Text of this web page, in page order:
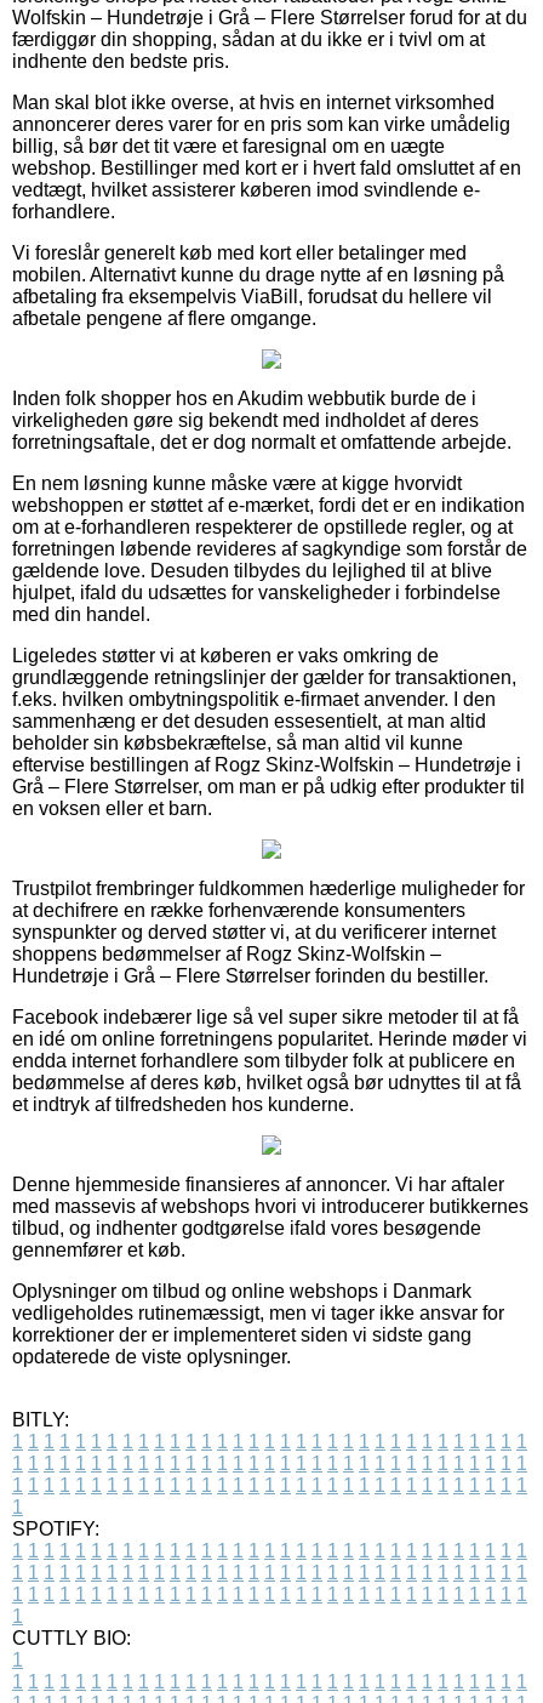
Wolfskin – Hundetrøje i Grå – Flere Størrelser forud for at du
færdiggør din shopping, sådan at du ikke er i tvivl om at
indhente den bedste pris.
Man skal blot ikke overse, at hvis en internet virksomhed
annoncerer deres varer for en pris som kan virke umådelig
billig, så bør det tit være et faresignal om en uægte
webshop. Bestillinger med kort er i hvert fald omsluttet af en
vedtægt, hvilket assisterer køberen imod svindlende e-
forhandlere.
Vi foreslår generelt køb med kort eller betalinger med
mobilen. Alternativt kunne du drage nytte af en løsning på
afbetaling fra eksempelvis ViaBill, forudsat du hellere vil
afbetale pengene af flere omgange.
Inden folk shopper hos en Akudim webbutik burde de i
virkeligheden gøre sig bekendt med indholdet af deres
forretningsaftale, det er dog normalt et omfattende arbejde.
En nem løsning kunne måske være at kigge hvorvidt
webshoppen er støttet af e-mærket, fordi det er en indikation
om at e-forhandleren respekterer de opstillede regler, og at
forretningen løbende revideres af sagkyndige som forstår de
gældende love. Desuden tilbydes du lejlighed til at blive
hjulpet, ifald du udsættes for vanskeligheder i forbindelse
med din handel.
Ligeledes støtter vi at køberen er vaks omkring de
grundlæggende retningslinjer der gælder for transaktionen,
f.eks. hvilken ombytningspolitik e-firmaet anvender. I den
sammenhæng er det desuden essesentielt, at man altid
beholder sin købsbekræftelse, så man altid vil kunne
eftervise bestillingen af Rogz Skinz-Wolfskin – Hundetrøje i
Grå – Flere Størrelser, om man er på udkig efter produkter til
en voksen eller et barn.
Trustpilot frembringer fuldkommen hæderlige muligheder for
at dechifrere en række forhenværende konsumenters
synspunkter og derved støtter vi, at du verificerer internet
shoppens bedømmelser af Rogz Skinz-Wolfskin –
Hundetrøje i Grå – Flere Størrelser forinden du bestiller.
Facebook indebærer lige så vel super sikre metoder til at få
en idé om online forretningens popularitet. Herinde møder vi
endda internet forhandlere som tilbyder folk at publicere en
bedømmelse af deres køb, hvilket også bør udnyttes til at få
et indtryk af tilfredsheden hos kunderne.
Denne hjemmeside finansieres af annoncer. Vi har aftaler
med massevis af webshops hvori vi introducerer butikkernes
tilbud, og indhenter godtgørelse ifald vores besøgende
gennemfører et køb.
Oplysninger om tilbud og online webshops i Danmark
vedligeholdes rutinemæssigt, men vi tager ikke ansvar for
korrektioner der er implementeret siden vi sidste gang
opdaterede de viste oplysninger.
BITLY:
1 1 1 1 1 1 1 1 1 1 1 1 1 1 1 1 1 1 1 1 1 1 1 1 1 1 1 1 1 1 1 1 1
1 1 1 1 1 1 1 1 1 1 1 1 1 1 1 1 1 1 1 1 1 1 1 1 1 1 1 1 1 1 1 1 1
1 1 1 1 1 1 1 1 1 1 1 1 1 1 1 1 1 1 1 1 1 1 1 1 1 1 1 1 1 1 1 1 1
1
SPOTIFY:
1 1 1 1 1 1 1 1 1 1 1 1 1 1 1 1 1 1 1 1 1 1 1 1 1 1 1 1 1 1 1 1 1
1 1 1 1 1 1 1 1 1 1 1 1 1 1 1 1 1 1 1 1 1 1 1 1 1 1 1 1 1 1 1 1 1
1 1 1 1 1 1 1 1 1 1 1 1 1 1 1 1 1 1 1 1 1 1 1 1 1 1 1 1 1 1 1 1 1
1
CUTTLY BIO:
1
1 1 1 1 1 1 1 1 1 1 1 1 1 1 1 1 1 1 1 1 1 1 1 1 1 1 1 1 1 1 1 1 1